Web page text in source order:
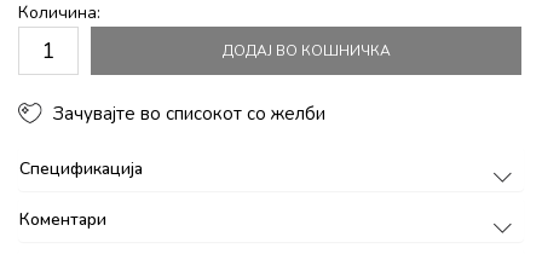
Количина:
ДОДАЈ ВО КОШНИЧКА
Зачувајте во списокот со желби
Спецификација
Коментари